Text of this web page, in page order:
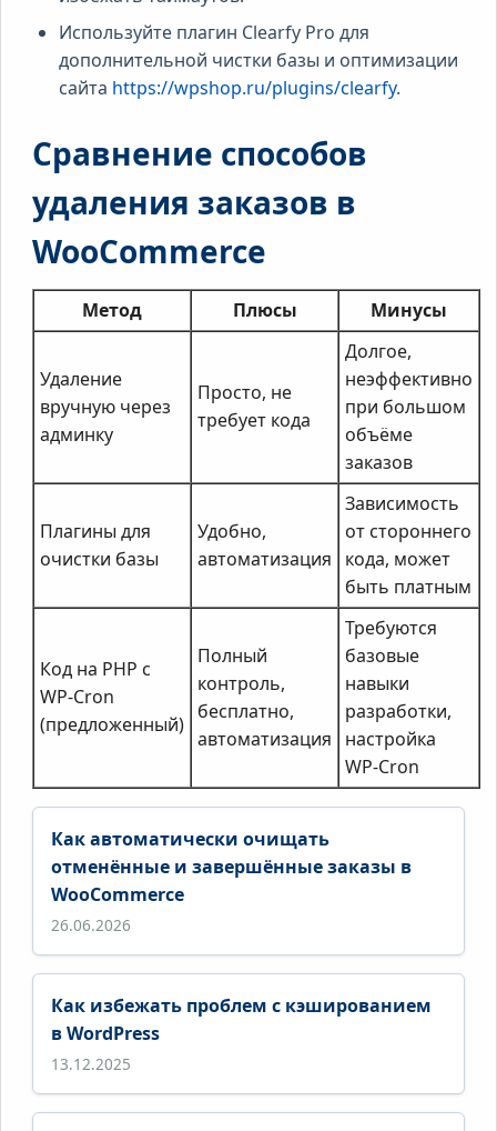
Используйте плагин Clearfy Pro для
дополнительной чистки базы и оптимизации
сайта https://wpshop.ru/plugins/clearfy.
Сравнение способов
удаления заказов в
WooCommerce
Метод Плюсы Минусы
Удаление
вручную через
админку
Просто, не
требует кода
Долгое,
неэффективно
при большом
объёме
заказов
Плагины для
очистки базы
Удобно,
автоматизация
Зависимость
от стороннего
кода, может
быть платным
Код на PHP с
WP-Cron
(предложенный)
Полный
контроль,
бесплатно,
автоматизация
Требуются
базовые
навыки
разработки,
настройка
WP-Cron
Как автоматически очищать
отменённые и завершённые заказы в
WooCommerce
26.06.2026
Как избежать проблем с кэшированием
в WordPress
13.12.2025